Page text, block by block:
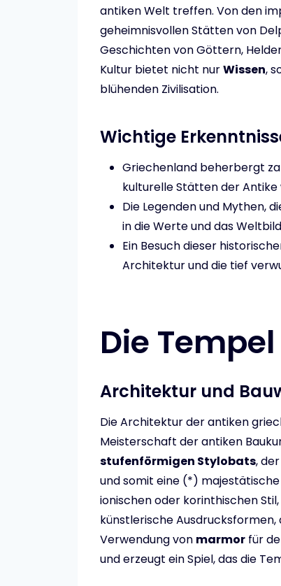
antiken Welt treffen. Von den
geheimnisvollen Stätten von
Geschichten von Göttern,
Kultur bietet nicht nurWissen,
blühenden Zivilisation.
Wichtige
Griechenland beherbergt
kulturelle Stätten der Antike
Die Legenden und Mythen,
in die Werte und das
Ein Besuch dieser
Architektur und die tief
Die
Architektur und
Die Architektur der antiken
Meisterschaft der antiken
stufenförmigen Stylobats,
und somit eine (*)
ionischen oder korinthischen
künstlerische
Verwendung von marmor für
und erzeugt ein Spiel, das die